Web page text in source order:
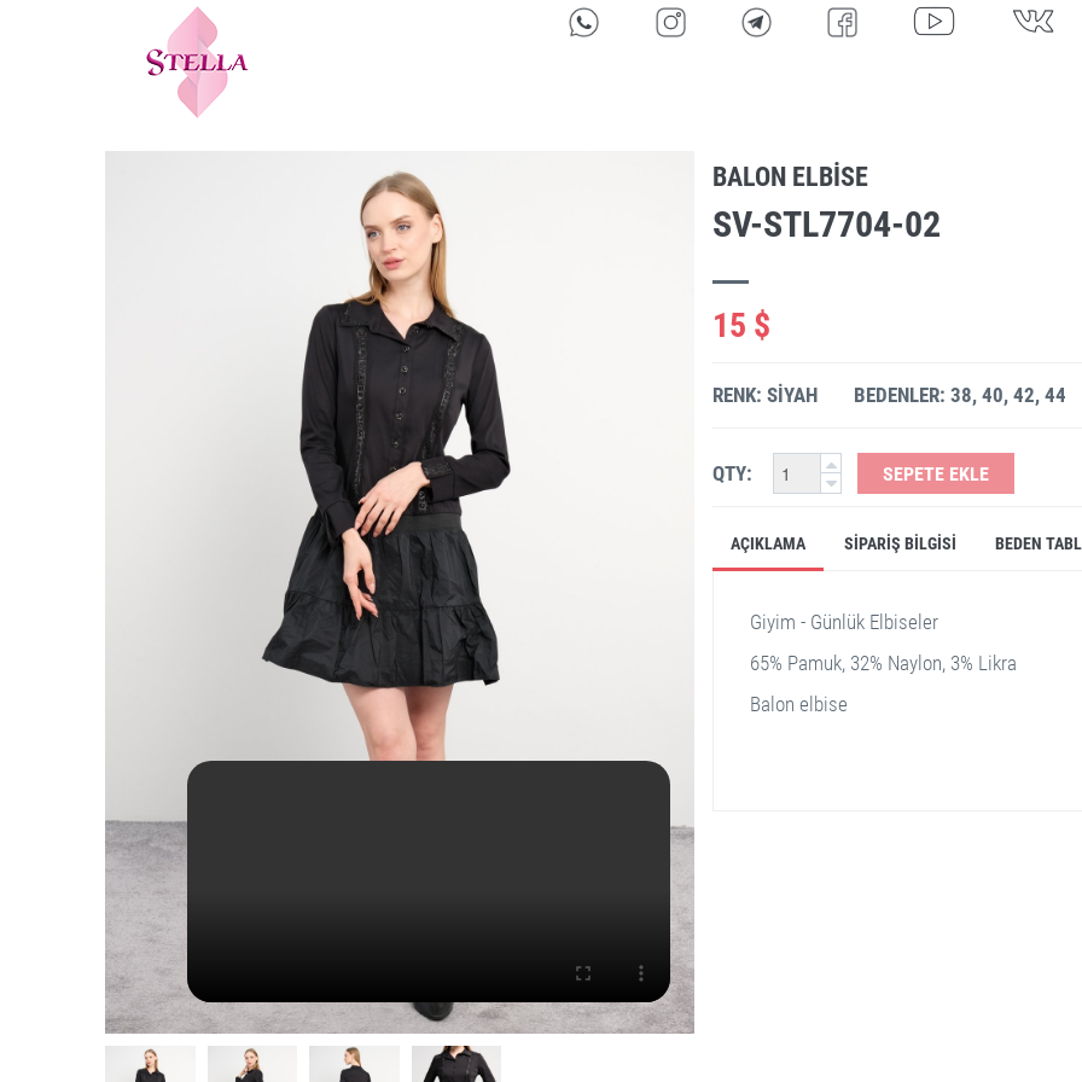
BALON ELBISE
SV-STL7704-02
15 $
RENK: SIYAH BEDENLER: 38, 40, 42, 44
QTY: SEPETE EKLE
AÇIKLAMA SIPARIŞ BILGISI BEDEN
Giyim - Günlük Elbiseler
65% Pamuk, 32% Naylon, 3% Likra
Balon elbise